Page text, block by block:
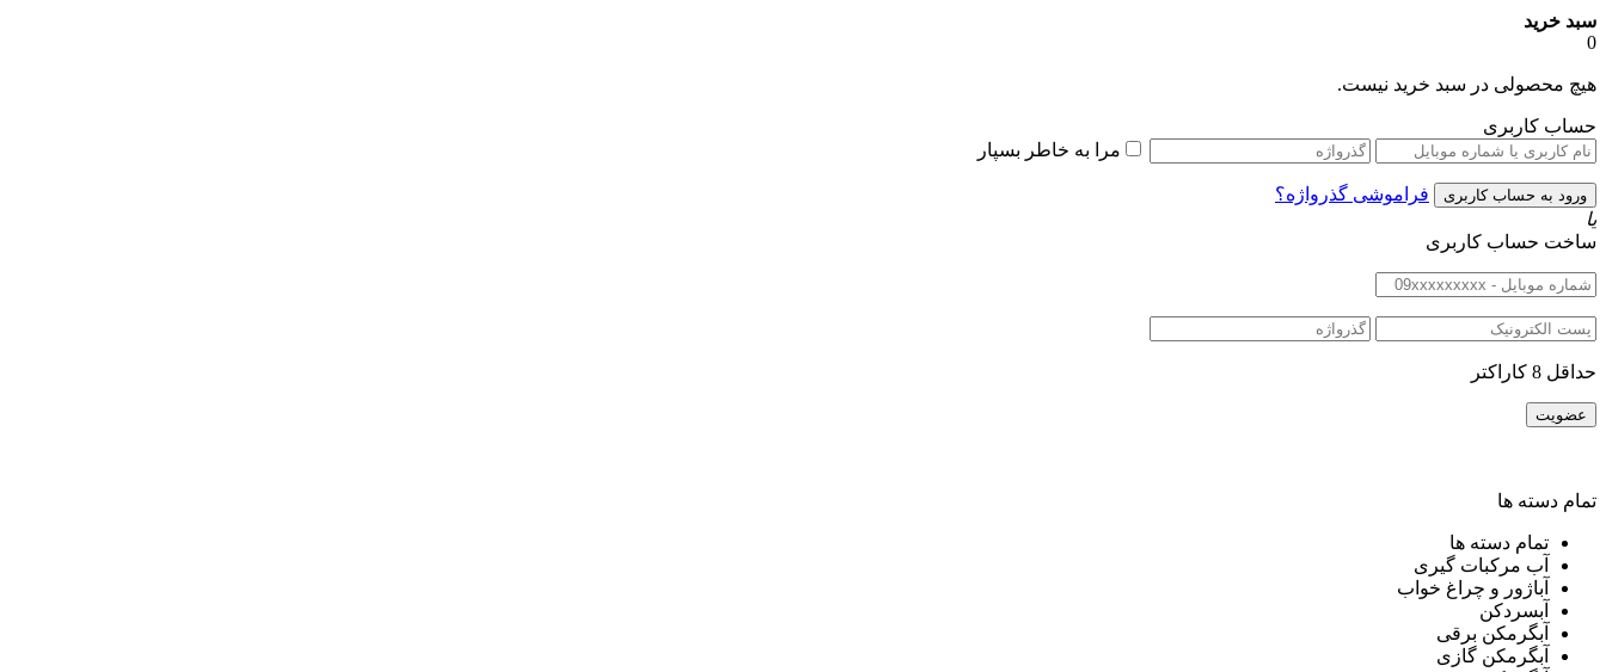
سبد خرید
0
هیچ محصولی در سبد خرید نیست.
حساب کاربری
مرا به خاطر بسپار
فراموشی گذرواژه؟
یا
ساخت حساب کاربری
حداقل 8 کاراکتر
تمام دسته ها
تمام دسته ها
آب مرکبات گیری
آباژور و چراغ خواب
آبسردکن
آبگرمکن برقی
آبگرمکن گازی